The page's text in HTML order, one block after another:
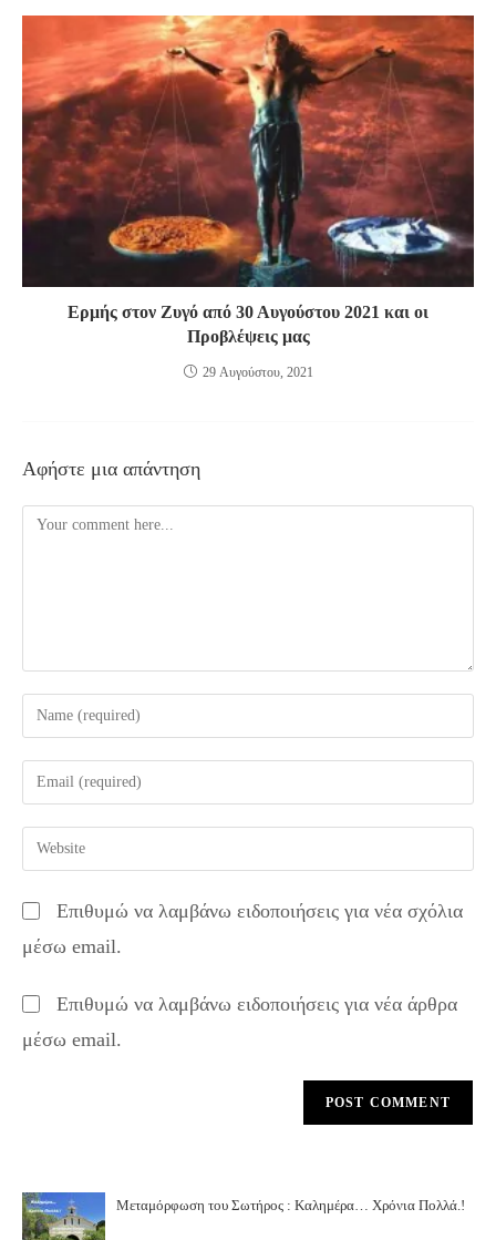
Ερμής στον Ζυγό από 30 Αυγούστου 2021 και οι
Προβλέψεις μας
29 Αυγούστου, 2021
Αφήστε μια απάντηση
Comment
Enter
your
name
comment
Enter
your
email
address
comment
Enter
your
URL
(optional)
Επιθυμώ να λαμβάνω ειδοποιήσεις για νέα σχόλια
μέσω email.
Επιθυμώ να λαμβάνω ειδοποιήσεις για νέα άρθρα
μέσω email.
Μεταμόρφωση του Σωτήρος : Καλημέρα… Χρόνια Πολλά.!